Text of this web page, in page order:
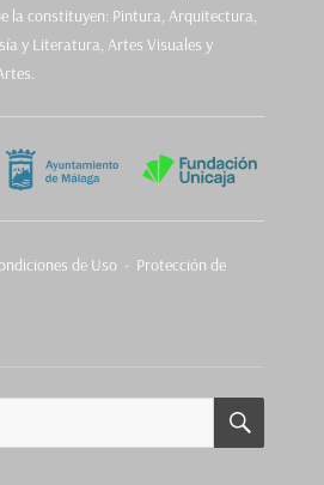
la constituyen: Pintura, Arquitectura,
y Literatura, Artes Visuales y
de Uso - Protección de